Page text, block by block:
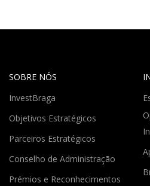
SOBRE NÓS
InvestBraga
Objetivos Estratégicos
Parceiros Estratégicos
Conselho de Administração
Prémios e Reconhecimentos